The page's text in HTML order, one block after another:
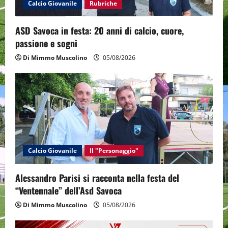
n
Calcio Giovanile Rubriche
ASD Savoca in festa: 20 anni di calcio, cuore,
passione e sogni
Di Mimmo Muscolino 05/08/2026
Calcio Giovanile Il "Personaggio"
Alessandro Parisi si racconta nella festa del
“Ventennale” dell’Asd Savoca
Di Mimmo Muscolino 05/08/2026